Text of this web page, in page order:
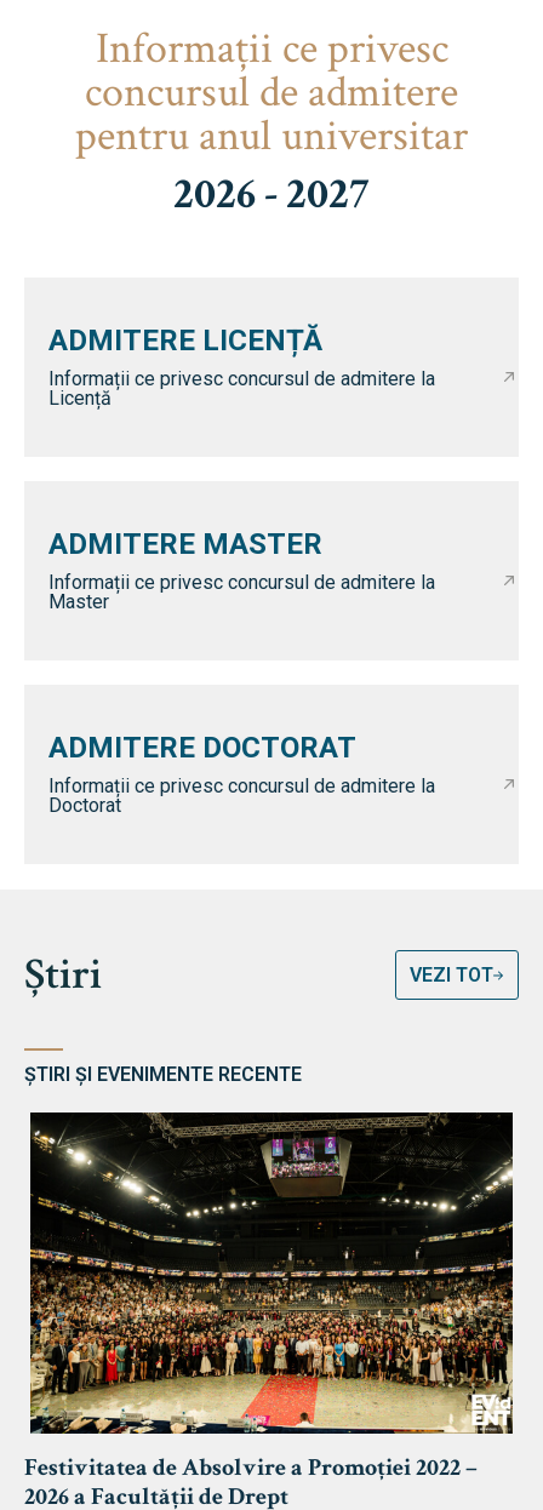
Informaţii ce privesc
concursul de admitere
pentru anul universitar
2026 - 2027
ADMITERE LICENȚĂ
Informații ce privesc concursul de admitere la
Licență
ADMITERE MASTER
Informații ce privesc concursul de admitere la
Master
ADMITERE DOCTORAT
Informații ce privesc concursul de admitere la
Doctorat
Știri VEZI TOT
ȘTIRI ȘI EVENIMENTE RECENTE
Festivitatea de Absolvire a Promoției 2022 –
2026 a Facultății de Drept